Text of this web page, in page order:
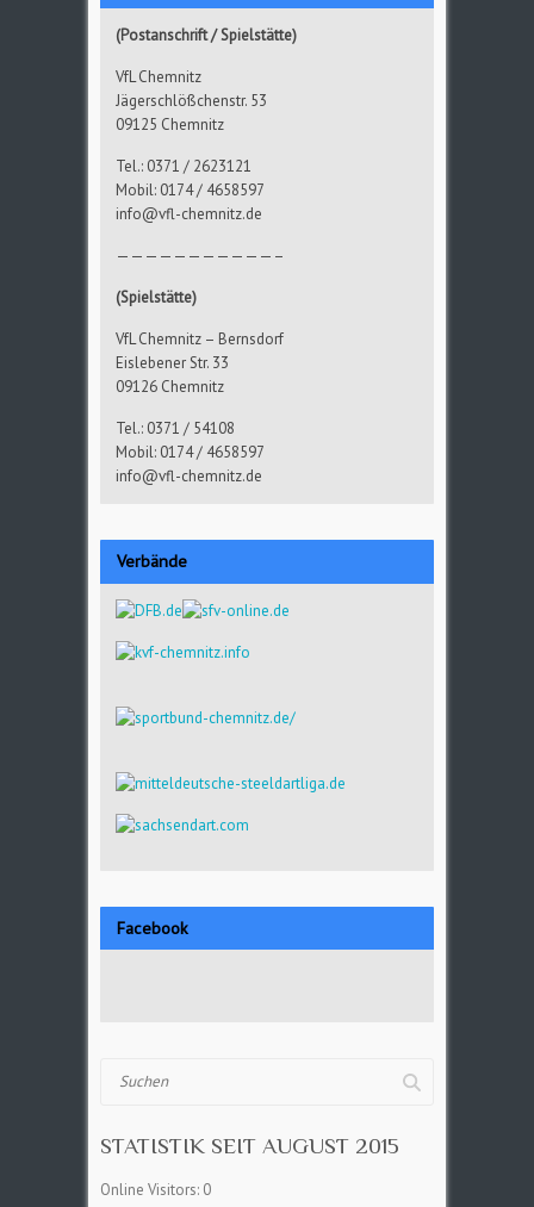
(Postanschrift / Spielstätte)
VfL Chemnitz
Jägerschlößchenstr. 53
09125 Chemnitz
Tel.: 0371 / 2623121
Mobil: 0174 / 4658597
info@vfl-chemnitz.de
———————————–
(Spielstätte)
VfL Chemnitz – Bernsdorf
Eislebener Str. 33
09126 Chemnitz
Tel.: 0371 / 54108
Mobil: 0174 / 4658597
info@vfl-chemnitz.de
Verbände
Facebook
STATISTIK SEIT AUGUST 2015
Online Visitors: 0